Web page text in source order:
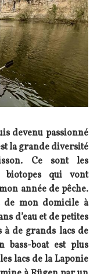
devenu passionné
la grande diversité
Ce sont les
biotopes qui vont
année de pêche.
de mon domicile à
d’eau et de petites
de grands lacs de
bass-boat est plus
lacs de la Laponie